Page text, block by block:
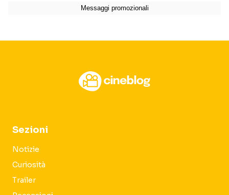
Sezioni
Notizie
Curiosità
Trailer